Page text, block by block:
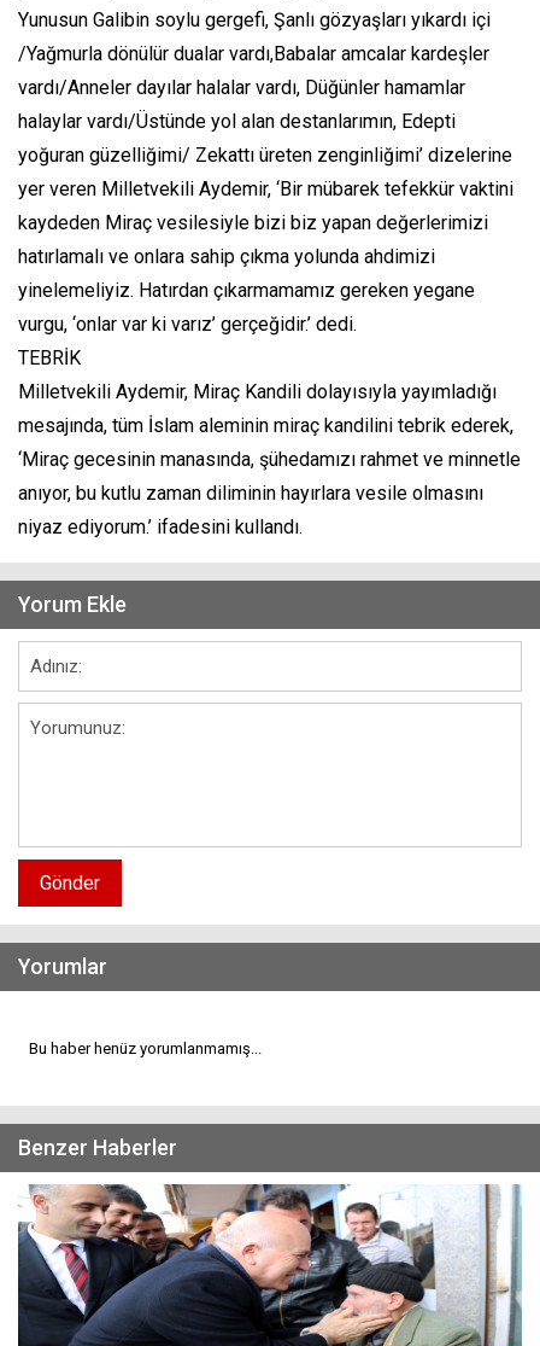
Yunusun Galibin soylu gergefi, Şanlı gözyaşları yıkardı içi
/Yağmurla dönülür dualar vardı,Babalar amcalar kardeşler
vardı/Anneler dayılar halalar vardı, Düğünler hamamlar
halaylar vardı/Üstünde yol alan destanlarımın, Edepti
yoğuran güzelliğimi/ Zekattı üreten zenginliğimi’ dizelerine
yer veren Milletvekili Aydemir, ‘Bir mübarek tefekkür vaktini
kaydeden Miraç vesilesiyle bizi biz yapan değerlerimizi
hatırlamalı ve onlara sahip çıkma yolunda ahdimizi
yinelemeliyiz. Hatırdan çıkarmamamız gereken yegane
vurgu, ‘onlar var ki varız’ gerçeğidir.’ dedi.
TEBRİK
Milletvekili Aydemir, Miraç Kandili dolayısıyla yayımladığı
mesajında, tüm İslam aleminin miraç kandilini tebrik ederek,
‘Miraç gecesinin manasında, şühedamızı rahmet ve minnetle
anıyor, bu kutlu zaman diliminin hayırlara vesile olmasını
niyaz ediyorum.’ ifadesini kullandı.
Yorum Ekle
Gönder
Yorumlar
Bu haber henüz yorumlanmamış...
Benzer Haberler